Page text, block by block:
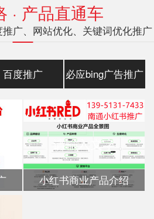
· 产品直通车
广、网站优化、关键词优化推广
百度推广 必应bing广告推广
小红书商业产品介绍